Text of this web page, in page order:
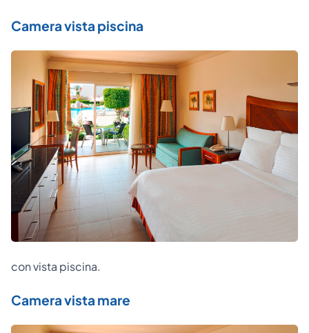
Camera vista piscina
con vista piscina.
Camera vista mare